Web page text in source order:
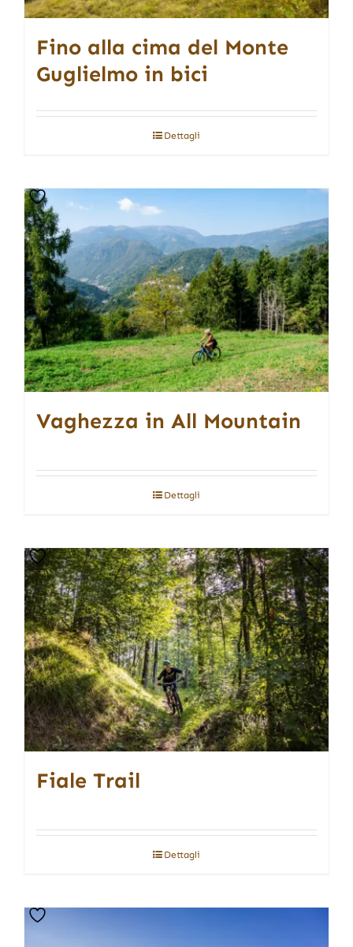
Fino alla cima del Monte
Guglielmo in bici
Dettagli
Vaghezza in All Mountain
Dettagli
Fiale Trail
Dettagli